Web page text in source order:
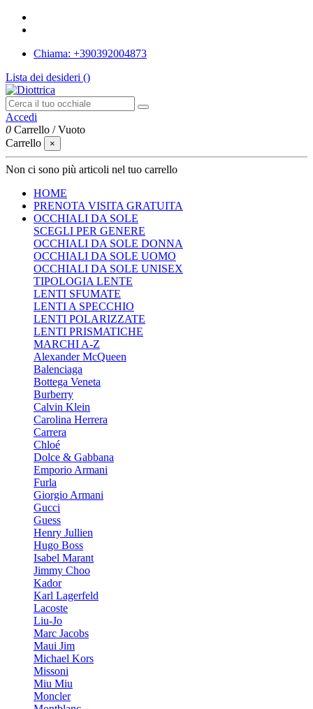
Chiama: +390392004873
Lista dei desideri ()
Accedi
0 Carrello /Vuoto
Carrello
×
Non ci sono più articoli nel tuo carrello
HOME
PRENOTA VISITA GRATUITA
OCCHIALI DA SOLE
SCEGLI PER GENERE
OCCHIALI DA SOLE DONNA
OCCHIALI DA SOLE UOMO
OCCHIALI DA SOLE UNISEX
TIPOLOGIA LENTE
LENTI SFUMATE
LENTI A SPECCHIO
LENTI POLARIZZATE
LENTI PRISMATICHE
MARCHI A-Z
Alexander McQueen
Balenciaga
Bottega Veneta
Burberry
Calvin Klein
Carolina Herrera
Carrera
Chloé
Dolce & Gabbana
Emporio Armani
Furla
Giorgio Armani
Gucci
Guess
Henry Jullien
Hugo Boss
Isabel Marant
Jimmy Choo
Kador
Karl Lagerfeld
Lacoste
Liu-Jo
Marc Jacobs
Maui Jim
Michael Kors
Missoni
Miu Miu
Moncler